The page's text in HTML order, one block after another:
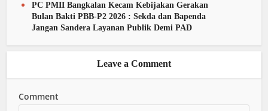
PC PMII Bangkalan Kecam Kebijakan Gerakan
Bulan Bakti PBB-P2 2026 : Sekda dan Bapenda
Jangan Sandera Layanan Publik Demi PAD
Leave a Comment
Comment